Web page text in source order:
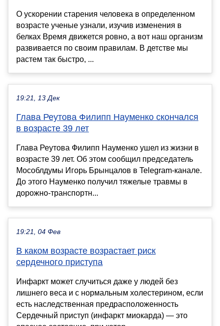
О ускорении старения человека в определенном
возрасте ученые узнали, изучив изменения в
белках Время движется ровно, а вот наш организм
развивается по своим правилам. В детстве мы
растем так быстро, ...
19:21, 13 Дек
Глава Реутова Филипп Науменко скончался
в возрасте 39 лет
Глава Реутова Филипп Науменко ушел из жизни в
возрасте 39 лет. Об этом сообщил председатель
Мособлдумы Игорь Брынцалов в Telegram-канале.
До этого Науменко получил тяжелые травмы в
дорожно-транспортн...
19:21, 04 Фев
В каком возрасте возрастает риск
сердечного приступа
Инфаркт может случиться даже у людей без
лишнего веса и с нормальным холестерином, если
есть наследственная предрасположенность
Сердечный приступ (инфаркт миокарда) — это